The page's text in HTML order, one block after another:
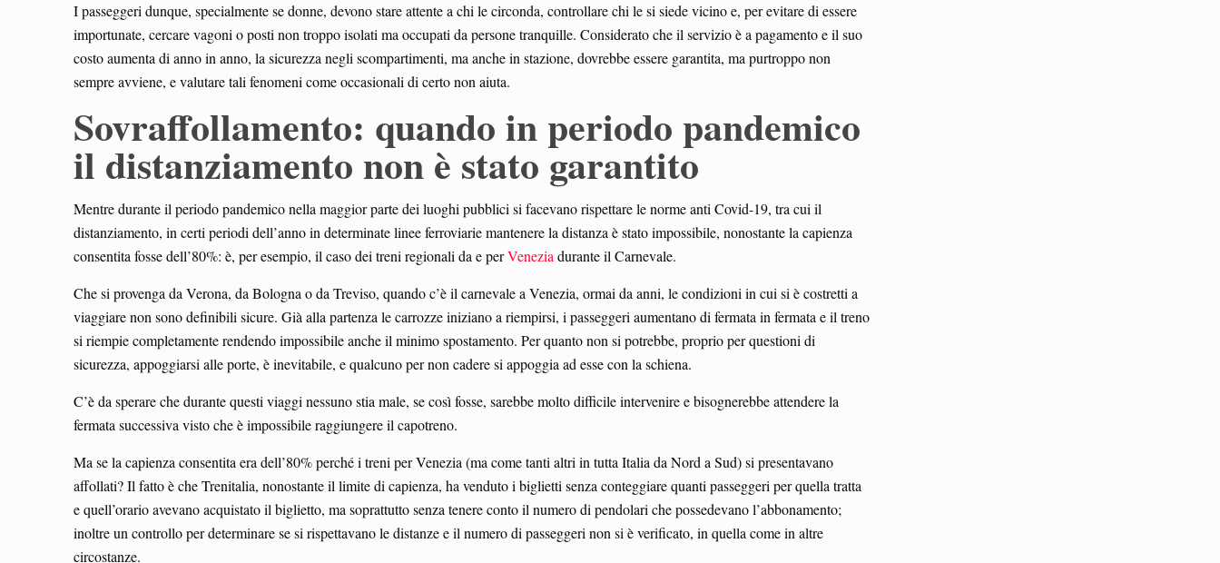
I passeggeri dunque, specialmente se donne, devono stare attente a chi le circonda, controllare chi le si siede vicino e, per evitare di essere
importunate, cercare vagoni o posti non troppo isolati ma occupati da persone tranquille. Considerato che il servizio è a pagamento e il suo
costo aumenta di anno in anno, la sicurezza negli scompartimenti, ma anche in stazione, dovrebbe essere garantita, ma purtroppo non
sempre avviene, e valutare tali fenomeni come occasionali di certo non aiuta.
Sovraffollamento: quando in periodo pandemico
il distanziamento non è stato garantito
Mentre durante il periodo pandemico nella maggior parte dei luoghi pubblici si facevano rispettare le norme anti Covid-19, tra cui il
distanziamento, in certi periodi dell’anno in determinate linee ferroviarie mantenere la distanza è stato impossibile, nonostante la capienza
consentita fosse dell’80%: è, per esempio, il caso dei treni regionali da e perVeneziadurante il Carnevale.
Che si provenga da Verona, da Bologna o da Treviso, quando c’è il carnevale a Venezia, ormai da anni, le condizioni in cui si è costretti a
viaggiare non sono definibili sicure. Già alla partenza le carrozze iniziano a riempirsi, i passeggeri aumentano di fermata in fermata e il treno
si riempie completamente rendendo impossibile anche il minimo spostamento. Per quanto non si potrebbe, proprio per questioni di
sicurezza, appoggiarsi alle porte, è inevitabile, e qualcuno per non cadere si appoggia ad esse con la schiena.
C’è da sperare che durante questi viaggi nessuno stia male, se così fosse, sarebbe molto difficile intervenire e bisognerebbe attendere la
fermata successiva visto che è impossibile raggiungere il capotreno.
Ma se la capienza consentita era dell’80% perché i treni per Venezia (ma come tanti altri in tutta Italia da Nord a Sud) si presentavano
affollati? Il fatto è che Trenitalia, nonostante il limite di capienza, ha venduto i biglietti senza conteggiare quanti passeggeri per quella tratta
e quell’orario avevano acquistato il biglietto, ma soprattutto senza tenere conto il numero di pendolari che possedevano l’abbonamento;
inoltre un controllo per determinare se si rispettavano le distanze e il numero di passeggeri non si è verificato, in quella come in altre
circostanze.